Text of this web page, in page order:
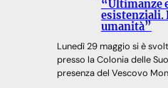
“Ultimanze
esistenziali.
umanità”
Lunedì 29 maggio si è
presso la Colonia delle
presenza del Vescovo